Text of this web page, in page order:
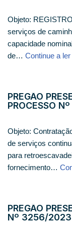
Objeto:
serviços de
capacidade
de… Continue a ler
PREGÃO
PROCESSO
Objeto:
de serviços
para
fornecimento…
PREGÃO
Nº 3256/2023